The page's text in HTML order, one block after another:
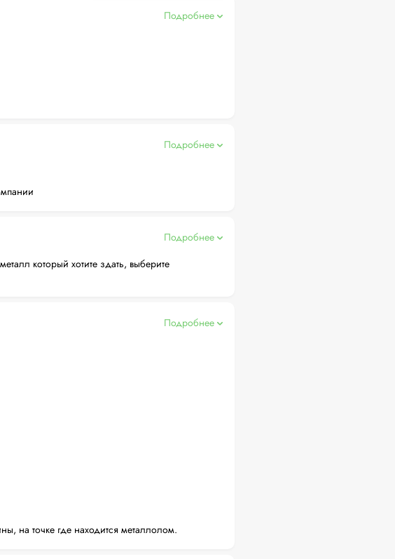
Подробнее
Подробнее
Подробнее
который хотите здать, выберите
Подробнее
на точке где находится металлолом.